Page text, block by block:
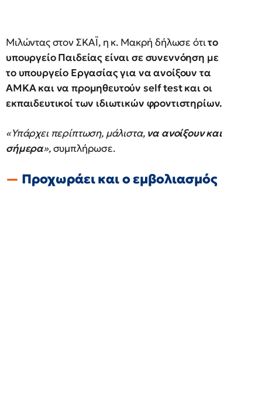
Μιλώντας στον ΣΚΑΪ, η κ. Μακρή δήλωσε ότιτο
υπουργείο Παιδείας είναι σε συνεννόηση με
το υπουργείο Εργασίας για να ανοίξουν τα
ΑΜΚΑ και να προμηθευτούν self test και οι
εκπαιδευτικοί των ιδιωτικών φροντιστηρίων.
«Υπάρχει περίπτωση, μάλιστα, να ανοίξουν και
σήμερα»,συμπλήρωσε.
Προχωράει και ο εμβολιασμός